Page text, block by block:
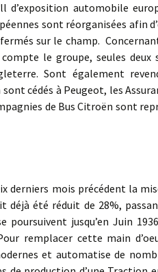
d’exposition automobile
sont réorganisées afin
sur le champ.
le groupe, seules deux
Sont également
cédés à Peugeot, les
de Bus Citroën sont
mois précédent la
déjà été réduit de 28%,
poursuivent jusqu’en Juin
remplacer cette main
et automatise de